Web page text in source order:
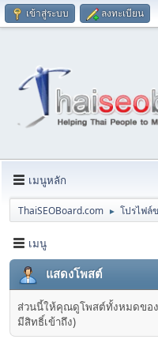
เข้าสู่ระบบ ลงทะเบียน
เมนูหลัก
ThaiSEOBoard.com ► โปรไฟล์
เมนู
แสดงโพสต์
ส่วนนี้ให้คุณดูโพสต์ทั้งหมดขอ
มีสิทธิ์เข้าถึง)